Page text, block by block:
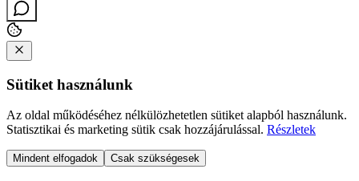
Sütiket használunk
Az oldal működéséhez nélkülözhetetlen sütiket alapból használunk.
Statisztikai és marketing sütik csak hozzájárulással. Részletek
Mindent elfogadok Csak szükségesek